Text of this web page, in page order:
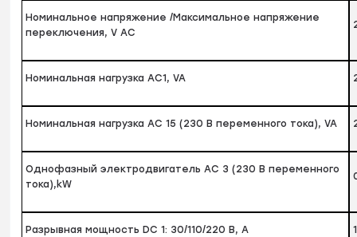
Номинальное напряжение /Максимальное напряжение
переключения, V AC
Номинальная нагрузка AC1, VA
Номинальная нагрузка AC 15 (230 В переменного тока), VA
Однофазный электродвигатель AC 3 (230 В переменного
тока),kW
Разрывная мощность DC 1: 30/110/220 В, А